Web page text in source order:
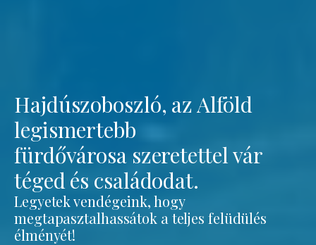
Hajdúszoboszló, az Alföld
legismertebb
fürdővárosa szeretettel vár
téged és családodat.
Legyetek vendégeink, hogy
megtapasztalhassátok a teljes felüdülés
élményét!